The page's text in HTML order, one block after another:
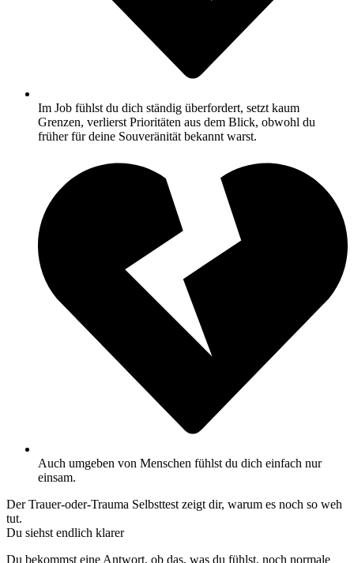
Im Job fühlst du dich ständig überfordert, setzt kaum
Grenzen, verlierst Prioritäten aus dem Blick, obwohl du
früher für deine Souveränität bekannt warst.
Auch umgeben von Menschen fühlst du dich einfach nur
einsam.
Der Trauer-oder-Trauma Selbsttest zeigt dir, warum es noch so weh
tut.
Du siehst endlich klarer
Du bekommst eine Antwort, ob das, was du fühlst, noch normale